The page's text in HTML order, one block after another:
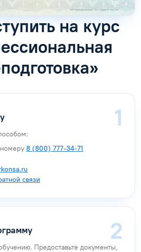
на курс
8 (800) 777-34-71
связи
Предоставьте документы,